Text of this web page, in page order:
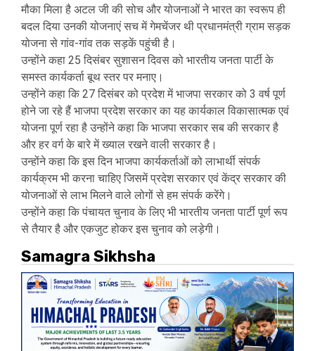
मौका मिला है अटल जी की सोच और योजनाओं ने भारत का स्वरूप ही
बदल दिया उनकी योजनाएं सच में गेमचेंजर थी प्रधानमंत्री ग्राम सड़क
योजना से गांव-गांव तक सड़कें पहुंची है।
उन्होंने कहा 25 दिसंबर सुशासन दिवस को भारतीय जनता पार्टी के
समस्त कार्यकर्ता बूथ स्तर पर मनाए।
उन्होंने कहा कि 27 दिसंबर को प्रदेश में भाजपा सरकार को 3 वर्ष पूर्ण
होने जा रहे हैं भाजपा प्रदेश सरकार का यह कार्यकाल विकासात्मक एवं
योजना पूर्ण रहा है उन्होंने कहा कि भाजपा सरकार सब की सरकार है
और हर वर्ग के बारे में ख्याल रखने वाली सरकार है।
उन्होंने कहा कि इस दिन भाजपा कार्यकर्ताओं को लाभार्थी संपर्क
कार्यक्रम भी करना चाहिए जिसमें प्रदेश सरकार एवं केंद्र सरकार की
योजनाओं से लाभ मिलने वाले लोगों से हम संपर्क करेंगे।
उन्होंने कहा कि पंचायत चुनाव के लिए भी भारतीय जनता पार्टी पूर्ण रूप
से तैयार है और एकजुट होकर इस चुनाव को लड़ेगी।
Samagra Sikhsha